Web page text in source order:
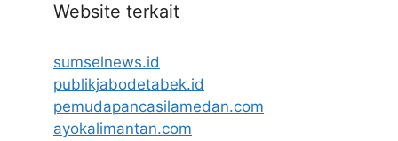
Website terkait
sumselnews.id
publikjabodetabek.id
pemudapancasilamedan.com
ayokalimantan.com